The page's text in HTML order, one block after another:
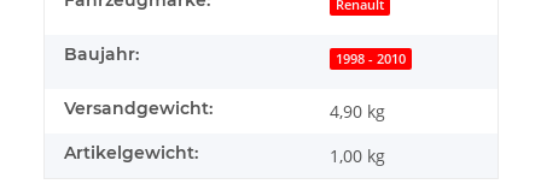
Renault
Baujahr: 1998 - 2010
Versandgewicht: 4,90 kg
Artikelgewicht: 1,00 kg